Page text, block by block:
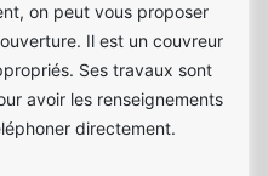
on peut vous proposer
Il est un couvreur
Ses travaux sont
avoir les renseignements
directement.